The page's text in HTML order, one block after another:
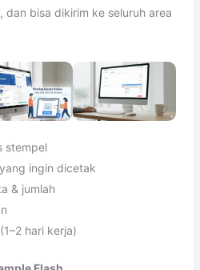
bisa dikirim ke seluruh area
stempel
ingin dicetak
& jumlah
hari kerja)